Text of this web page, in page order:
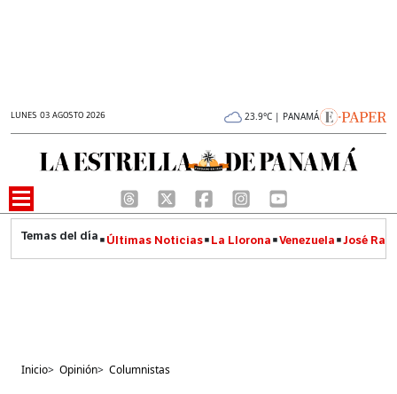
LUNES 03 AGOSTO 2026 23.9°C | PANAMÁ
Últimas Noticias La Llorona Venezuela José
Inicio> Opinión> Columnistas